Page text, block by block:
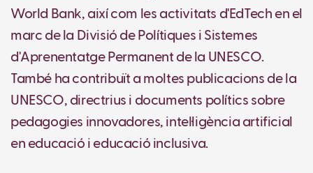
World Bank, així com les activitats d'EdTech en el
marc de la Divisió de Polítiques i Sistemes
d'Aprenentatge Permanent de la UNESCO.
També ha contribuït a moltes publicacions de la
UNESCO, directrius i documents polítics sobre
pedagogies innovadores, intel·ligència artificial
en educació i educació inclusiva.